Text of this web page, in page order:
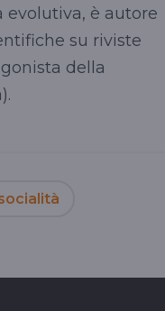
è autore
su riviste
della